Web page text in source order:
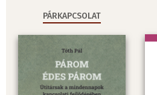
PÁRKAPCSOLAT